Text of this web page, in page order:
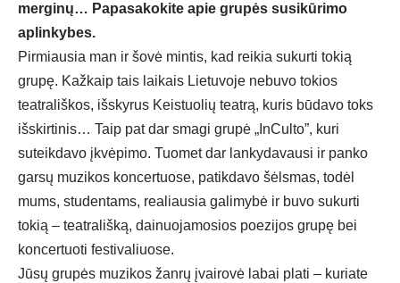
merginų… Papasakokite apie grupės susikūrimo
aplinkybes.
Pirmiausia man ir šovė mintis, kad reikia sukurti tokią
grupę. Kažkaip tais laikais Lietuvoje nebuvo tokios
teatrališkos, išskyrus Keistuolių teatrą, kuris būdavo toks
išskirtinis… Taip pat dar smagi grupė „InCulto”, kuri
suteikdavo įkvėpimo. Tuomet dar lankydavausi ir panko
garsų muzikos koncertuose, patikdavo šėlsmas, todėl
mums, studentams, realiausia galimybė ir buvo sukurti
tokią – teatrališką, dainuojamosios poezijos grupę bei
koncertuoti festivaliuose.
Jūsų grupės muzikos žanrų įvairovė labai plati – kuriate